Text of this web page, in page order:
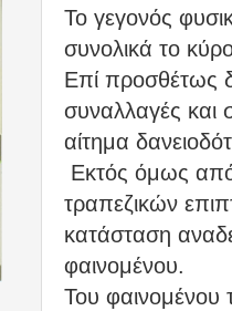
Το γεγονός
συνολικά το
Επί προσθέτως
συναλλαγές και
αίτημα
Εκτός όμως
τραπεζικών
κατάσταση
φαινομένου.
Του